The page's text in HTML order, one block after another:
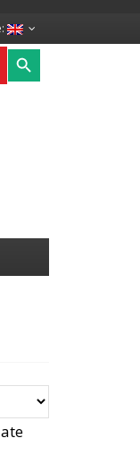
Search
for:
Search Button